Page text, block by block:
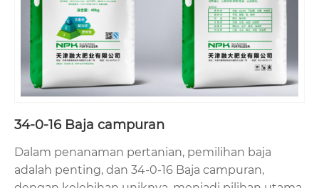
34-0-16 Baja campuran
Dalam penanaman pertanian, pemilihan baja
adalah penting, dan 34-0-16 Baja campuran,